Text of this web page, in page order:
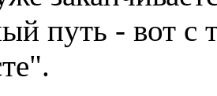
путь - вот